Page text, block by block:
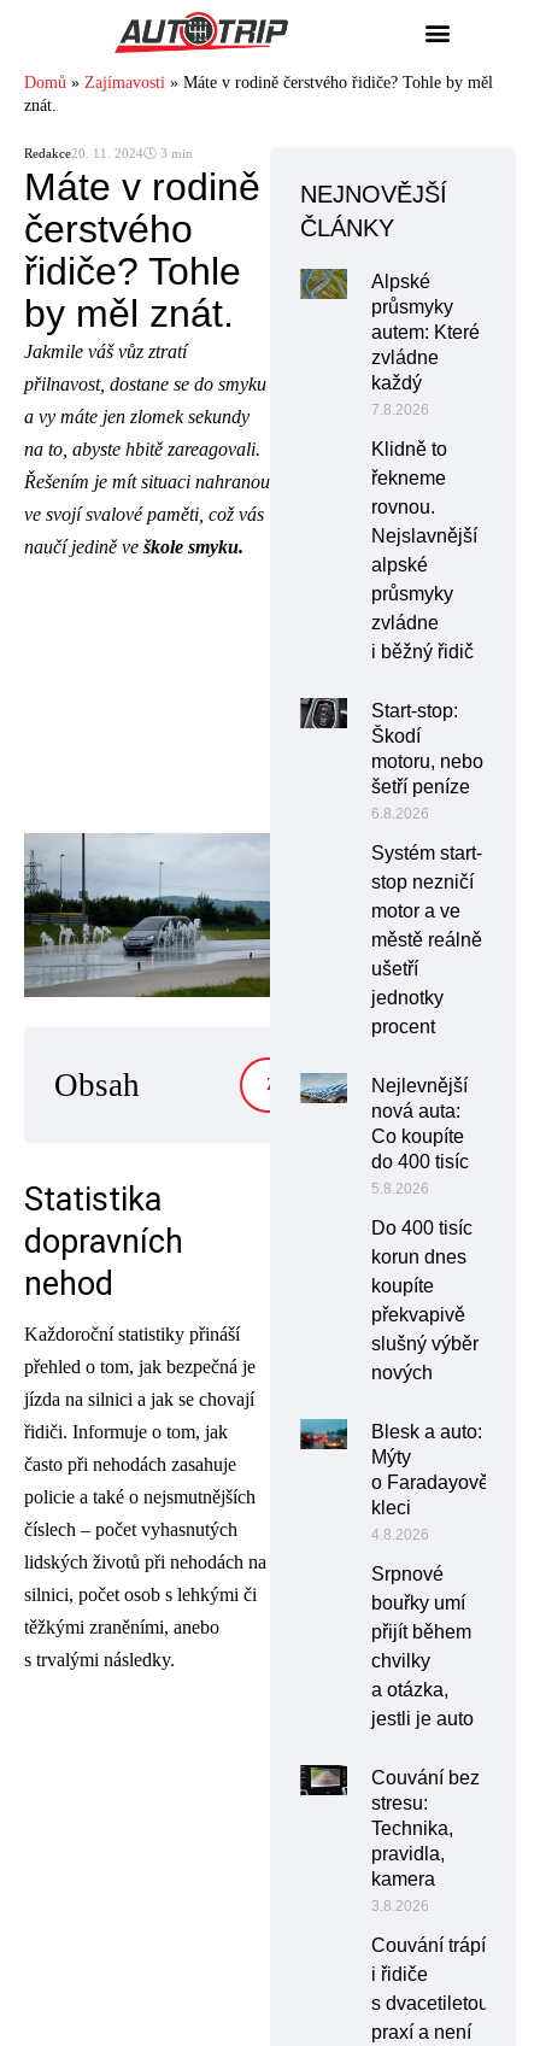
Domů » Zajímavosti » Máte v rodině čerstvého řidiče? Tohle by měl
znát.
Redakce20. 11. 2024🕓 3 min
Máte v rodině
čerstvého
řidiče? Tohle
by měl znát.
Jakmile váš vůz ztratí
přilnavost, dostane se do smyku
a vy máte jen zlomek sekundy
na to, abyste hbitě zareagovali.
Řešením je mít situaci nahranou
ve svojí svalové paměti, což vás
naučí jedině ve škole smyku.
Obsah ZOBRAZIT
Statistika
dopravních
nehod
Každoroční statistiky přináší
přehled o tom, jak bezpečná je
jízda na silnici a jak se chovají
řidiči. Informuje o tom, jak
často při nehodách zasahuje
policie a také o nejsmutnějších
číslech – počet vyhasnutých
lidských životů při nehodách na
silnici, počet osob s lehkými či
těžkými zraněními, anebo
s trvalými následky.
NEJNOVĚJŠÍ
ČLÁNKY
Alpské
průsmyky
autem: Které
zvládne
každý
7.8.2026
Klidně to
řekneme
rovnou.
Nejslavnější
alpské
průsmyky
zvládne
i běžný řidič
Start-stop:
Škodí
motoru, nebo
šetří peníze
6.8.2026
Systém start-
stop nezničí
motor a ve
městě reálně
ušetří
jednotky
procent
Nejlevnější
nová auta:
Co koupíte
do 400 tisíc
5.8.2026
Do 400 tisíc
korun dnes
koupíte
překvapivě
slušný výběr
nových
Blesk a auto:
Mýty
o Faradayově
kleci
4.8.2026
Srpnové
bouřky umí
přijít během
chvilky
a otázka,
jestli je auto
Couvání bez
stresu:
Technika,
pravidla,
kamera
3.8.2026
Couvání trápí
i řidiče
s dvacetiletou
praxí a není